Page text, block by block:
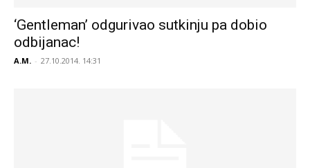
‘Gentleman’ odgurivao sutkinju pa dobio
odbijanac!
A.M. - 27.10.2014. 14:31